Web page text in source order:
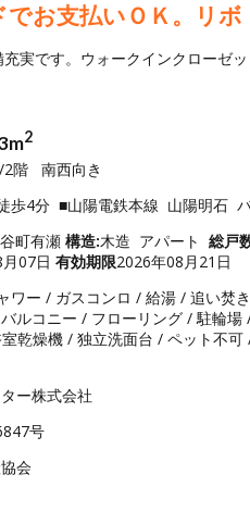
お支払いＯＫ。リボ
実です。ウォークインクローゼッ
2
階 南西向き
歩4分 ■山陽電鉄本線 山陽明石
町有瀬 構造:木造 アパート 総戸
07日 有効期限2026年08月21日
ワー / ガスコンロ / 給湯 / 追い焚
ルコニー / フローリング / 駐輪
乾燥機 / 独立洗面台 / ペット不
ー株式会社
号
会